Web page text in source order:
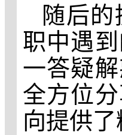
随后
职中遇
一答疑
全方位
向提供了